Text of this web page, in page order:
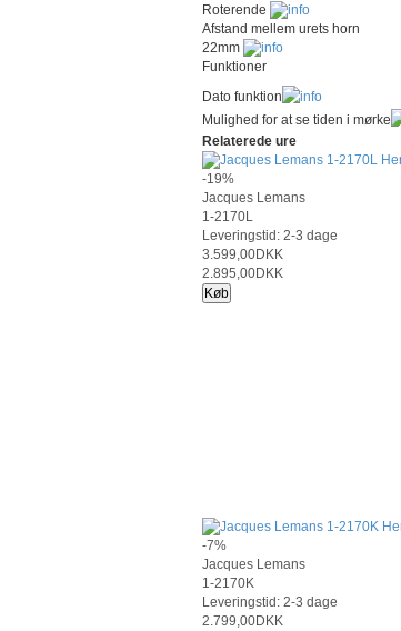
Roterende
Afstand mellem urets horn
22mm
Funktioner
Dato funktion
Mulighed for at se tiden i mørke
Relaterede ure
-19%
Jacques Lemans
1-2170L
Leveringstid: 2-3 dage
3.599,00DKK
2.895,00DKK
Køb
-7%
Jacques Lemans
1-2170K
Leveringstid: 2-3 dage
2.799,00DKK